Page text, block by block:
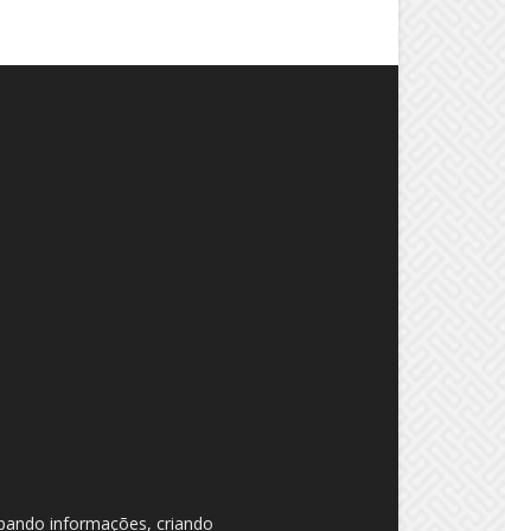
informações, criando